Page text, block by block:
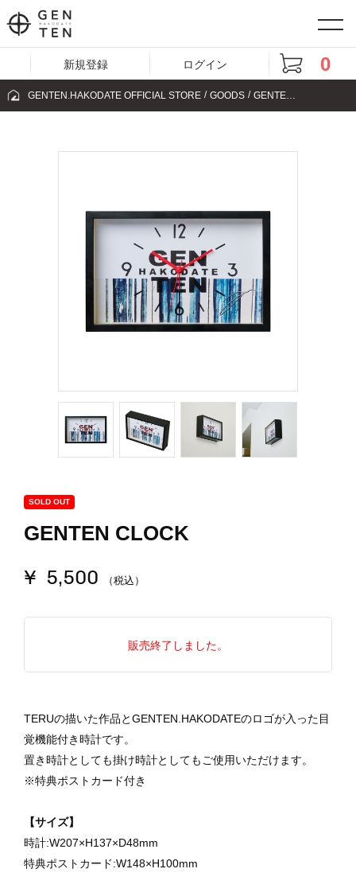
新規登録 ログイン 0
GENTEN.HAKODATE OFFICIAL STORE GOODS GENTEN CLOCK
SOLD OUT
GENTEN CLOCK
¥ 5,500
（税込）
販売終了しました。
TERUの描いた作品とGENTEN.HAKODATEのロゴが入った目
覚機能付き時計です。
置き時計としても掛け時計としてもご使用いただけます。
※特典ポストカード付き
【サイズ】
時計:W207×H137×D48mm
特典ポストカード:W148×H100mm